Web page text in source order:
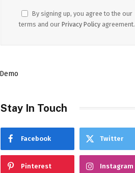
By signing up, you agree to the our
terms and our Privacy Policy agreement.
Stay In Touch
Facebook Twitter
Pinterest Instagram